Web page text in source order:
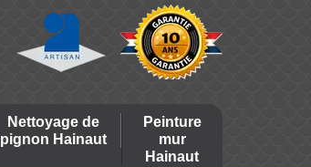
Nettoyage de
pignon Hainaut
Peinture
mur
Hainaut